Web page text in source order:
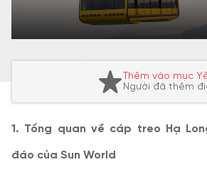
Thêm vào mục
Người đã thêm
1. Tổng quan về cáp treo Hạ
đáo của Sun World